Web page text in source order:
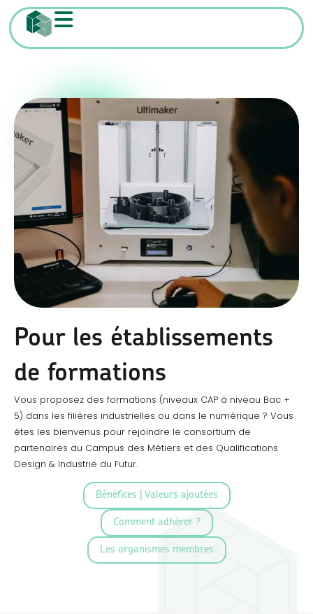
Pour les établissements
de formations
Vous proposez des formations (niveaux CAP à niveau Bac +
5) dans les filières industrielles ou dans le numérique ? Vous
êtes les bienvenus pour rejoindre le consortium de
partenaires du Campus des Métiers et des Qualifications
Design & Industrie du Futur.
Bénéfices | Valeurs ajoutées
Comment adhérer ?
Les organismes membres